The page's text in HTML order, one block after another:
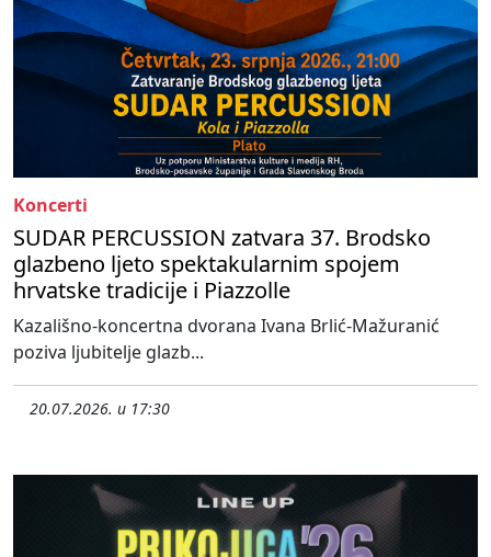
Koncerti
SUDAR PERCUSSION zatvara 37. Brodsko
glazbeno ljeto spektakularnim spojem
hrvatske tradicije i Piazzolle
Kazališno-koncertna dvorana Ivana Brlić-Mažuranić
poziva ljubitelje glazb...
20.07.2026. u 17:30